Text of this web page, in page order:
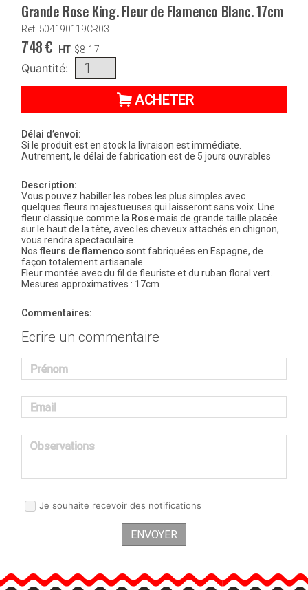
Grande Rose King. Fleur de Flamenco Blanc. 17cm
Ref: 504190119CR03
7'48€ HT $8'17
Quantité:
ACHETER
Délai d’envoi:
Si le produit est en stock la livraison est immédiate.
Autrement, le délai de fabrication est de 5 jours ouvrables
Description:
Vous pouvez habiller les robes les plus simples avec
quelques fleurs majestueuses qui laisseront sans voix. Une
fleur classique comme la Rosemais de grande taille placée
sur le haut de la tête, avec les cheveux attachés en chignon,
vous rendra spectaculaire.
Nos fleurs de flamenco sont fabriquées en Espagne, de
façon totalement artisanale.
Fleur montée avec du fil de fleuriste et du ruban floral vert.
Mesures approximatives : 17cm
Commentaires:
Ecrire un commentaire
Prénom
Email
Observations
Je souhaite recevoir des notifications
ENVOYER